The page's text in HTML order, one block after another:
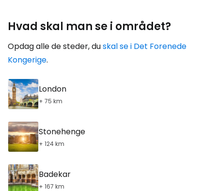
Hvad skal man se i området?
Opdag alle de steder, duskal se i Det Forenede
Kongerige.
London
+ 75 km
Stonehenge
+ 124 km
Badekar
+ 167 km